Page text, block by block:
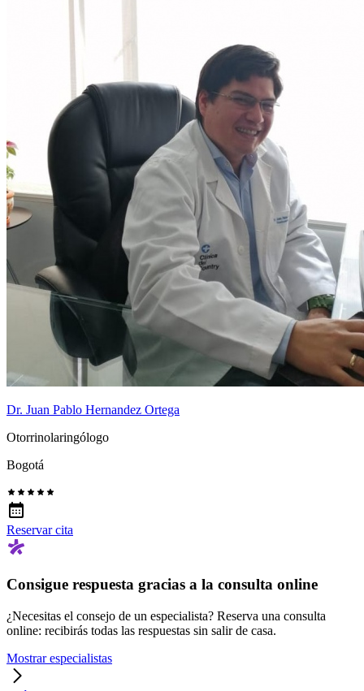
Dr. Juan Pablo Hernandez Ortega
Otorrinolaringólogo
Bogotá
Reservar cita
Consigue respuesta gracias a la consulta online
¿Necesitas el consejo de un especialista? Reserva una consulta
online: recibirás todas las respuestas sin salir de casa.
Mostrar especialistas